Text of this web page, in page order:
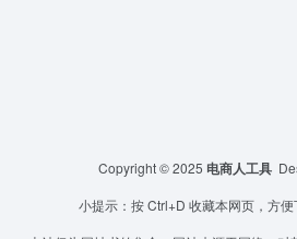
Copyright © 2025 电商人工具
小提示：按 Ctrl+D 收藏本网页，方